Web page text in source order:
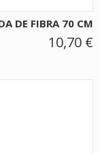
DE FIBRA 70 CM
10,70 €